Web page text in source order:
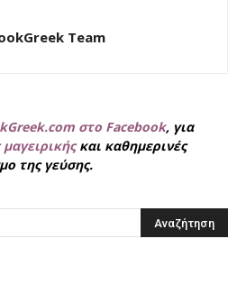
Team
στο Facebook, για
και καθημερινές
της γεύσης.